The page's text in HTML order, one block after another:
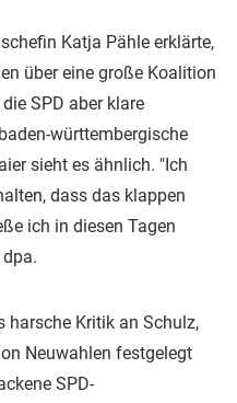
Katja Pähle erklärte,
über eine große Koalition
SPD aber klare
württembergische
sieht es ähnlich. "Ich
dass das klappen
ich in diesen Tagen
harsche Kritik an Schulz,
Neuwahlen festgelegt
SPD-